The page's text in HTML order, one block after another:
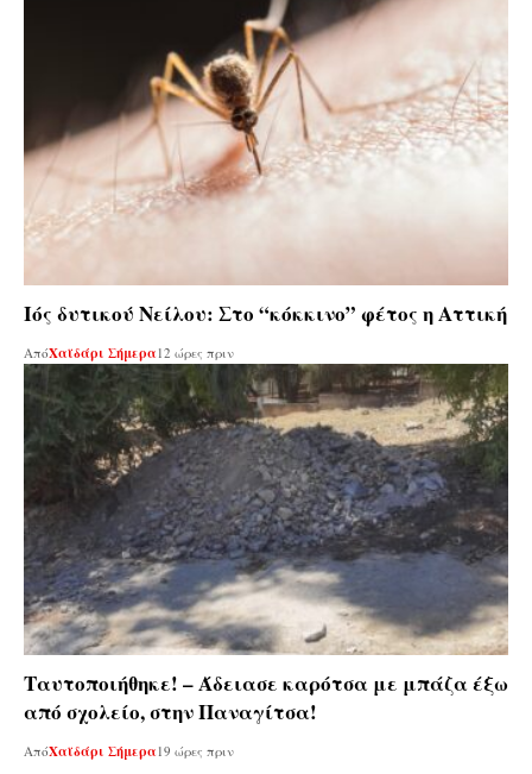
Ιός δυτικού Νείλου: Στο “κόκκινο” φέτος η Αττική
ΑπόΧαϊδάρι Σήμερα12 ώρες πριν
Ταυτοποιήθηκε! – Άδειασε καρότσα με μπάζα έξω
από σχολείο, στην Παναγίτσα!
ΑπόΧαϊδάρι Σήμερα 19 ώρες πριν